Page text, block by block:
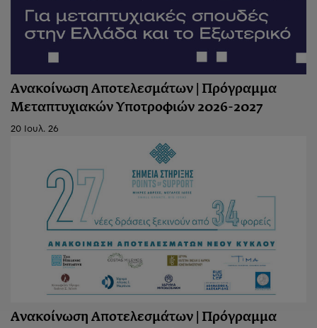
Ανακοίνωση Αποτελεσμάτων | Πρόγραμμα
Μεταπτυχιακών Υποτροφιών 2026-2027
20 Ιουλ. 26
Ανακοίνωση Aποτελεσμάτων | Πρόγραμμα